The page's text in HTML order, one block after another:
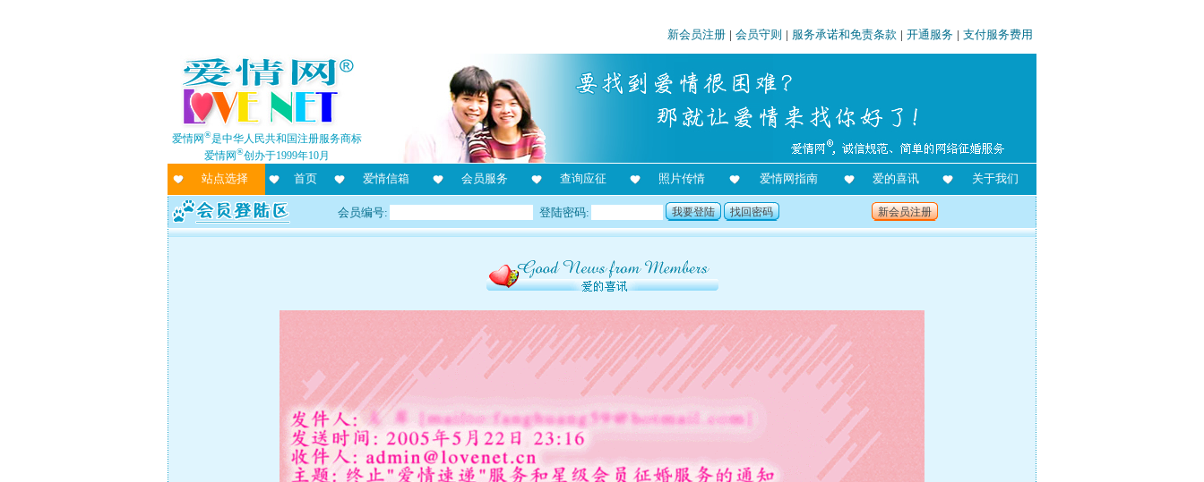
新会员注册 | 会员守则 | 服务承诺和免责条款 | 开通服务 | 支付服务费用
爱情网®是中华人民共和国注册服务商标
爱情网®创办于1999年10月
站点选择 首页 爱情信箱 会员服务 查询应征 照片传情 爱情网指南 爱的喜讯 关于我们
会员编号: 登陆密码: 我要登陆 找回密码 新会员注册